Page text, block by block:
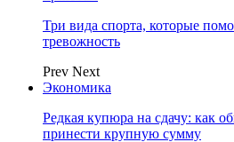
Три вида спорта, которые
тревожность
Prev Next
Экономика
Редкая купюра на сдачу: как
принести крупную сумму